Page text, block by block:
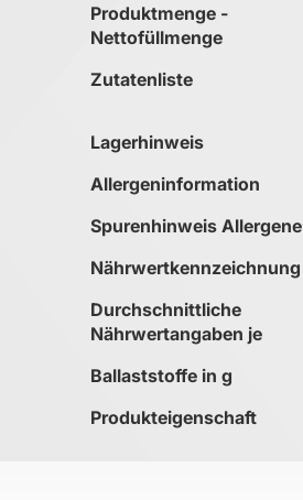
Produktmenge -
Nettofüllmenge
Zutatenliste
Lagerhinweis
Allergeninformation
Spurenhinweis Allergene
Nährwertkennzeichnung
Durchschnittliche
Nährwertangaben je
Ballaststoffe in g
Produkteigenschaft